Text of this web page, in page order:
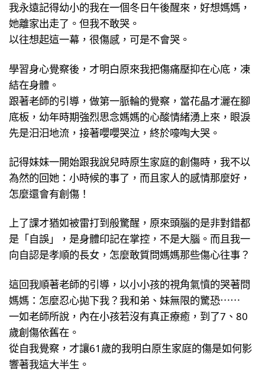
我永遠記得幼小的我在一個冬日午後醒來，好想媽媽，
她離家出走了。但我不敢哭。
以往想起這一幕，很傷感，可是不會哭。
學習身心覺察後，才明白原來我把傷痛壓抑在心底，凍
結在身體。
跟著老師的引導，做第一脈輪的覺察，當花晶才灑在腳
底板，幼年時期強烈思念媽媽的心酸情緒湧上來，眼淚
先是汨汨地流，接著嚶嚶哭泣，終於嚎啕大哭。
記得妹妹一開始跟我說兒時原生家庭的創傷時，我不以
為然的回她：小時候的事了，而且家人的感情那麼好，
怎麼還會有創傷！
上了課才猶如被雷打到般驚醒，原來頭腦的是非對錯都
是「自誤」，是身體印記在掌控，不是大腦。而且我一
向自認是孝順的長女，怎麼敢質問媽媽那些傷心往事？
這回我順著老師的引導，以小小孩的視角氣憤的哭著問
媽媽：怎麼忍心拋下我？我和弟、妹無限的驚恐⋯⋯
一如老師所說，內在小孩若沒有真正療癒，到了7、80
歲創傷依舊在。
從自我覺察，才讓61歲的我明白原生家庭的傷是如何影
響著我這大半生。